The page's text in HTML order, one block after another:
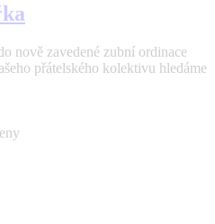
nově zavedené zubní ordinace
přátelského kolektivu hledáme